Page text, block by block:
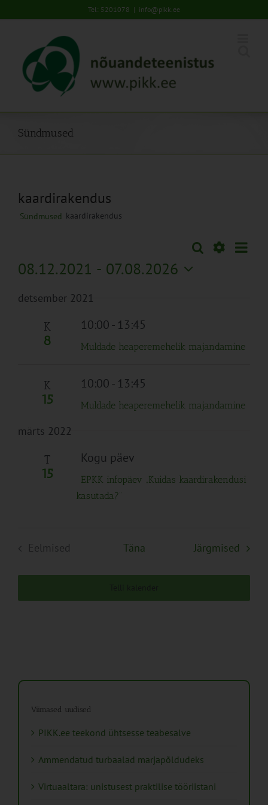
to
Tel: 5201078 | info@pikk.ee
Sündmused
kaardirakendus
Sündmused kaardirakendus
Sündmused
Search
Otsi
08.12.2021 - 07.08.2026
kuupäev.
detsember 2021
K
8
10:00- 13:45
Muldade heaperemehelik majandamine
K
15
10:00- 13:45
Muldade heaperemehelik majandamine
märts 2022
T
15
Kogu päev
EPKK infopäev „Kuidas kaardirakendusi
kasutada?“
Eelmised
Täna Järgmised
Viimased uudised
PIKK.ee teekond ühtsesse teabesalve
Ammendatud turbaalad marjapõldudeks
Virtuaaltara: unistusest praktilise tööriistani